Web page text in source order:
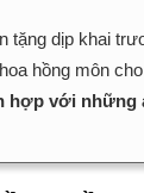
tặng dịp khai
hồng môn
hợp với những